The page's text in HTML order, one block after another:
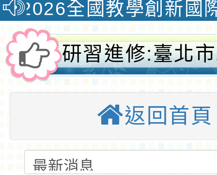
國教學創新國際認證
研習進修:臺北
語教學支援人
認證研習班-桃
返回首頁